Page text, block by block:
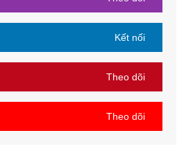
Kết nối
Theo dõi
Theo dõi